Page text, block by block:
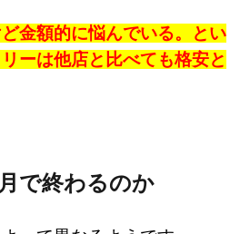
金額的に悩んでいる。とい
ーは他店と比べても格安と
で終わるのか